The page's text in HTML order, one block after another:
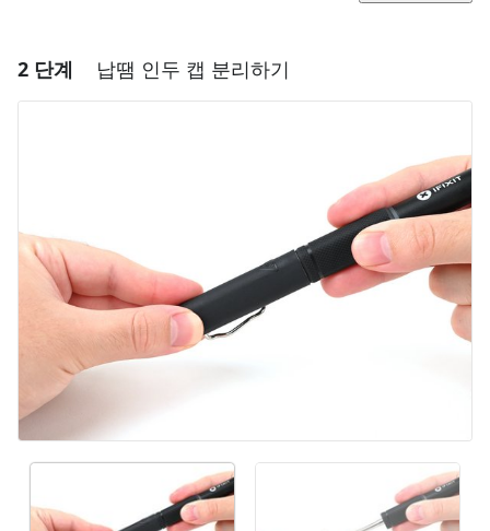
댓글 달기
취소 댓글 달기
2 단계 납땜 인두 캡 분리하기